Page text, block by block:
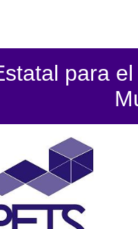
para